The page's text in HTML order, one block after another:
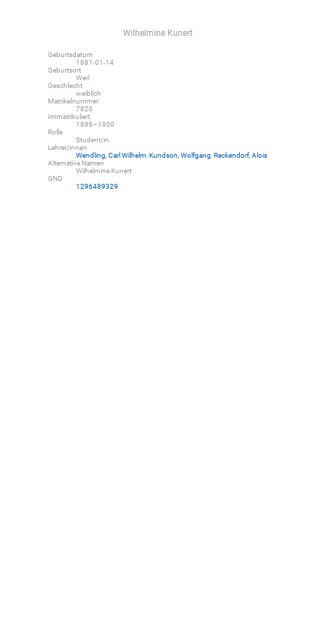
Wilhelmine Kunert
Geburtsdatum
1881-01-14
Geburtsort
Werl
Geschlecht
weiblich
Matrikelnummer
7820
Immatrikuliert
1899–1900
Rolle
Student/in
Lehrer/innen
Wendling, Carl Wilhelm Kundson, Wolfgang Reckendorf, Alois
Alternative Namen
Wilhelmine Kunert
GND
1296489329